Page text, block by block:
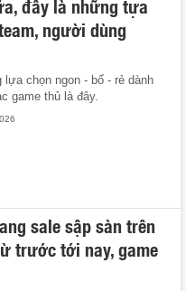
đây là những tựa
người dùng
lựa chọn ngon - bổ - rẻ dành
game thủ là đây.
sale sập sàn trên
trước tới nay, game